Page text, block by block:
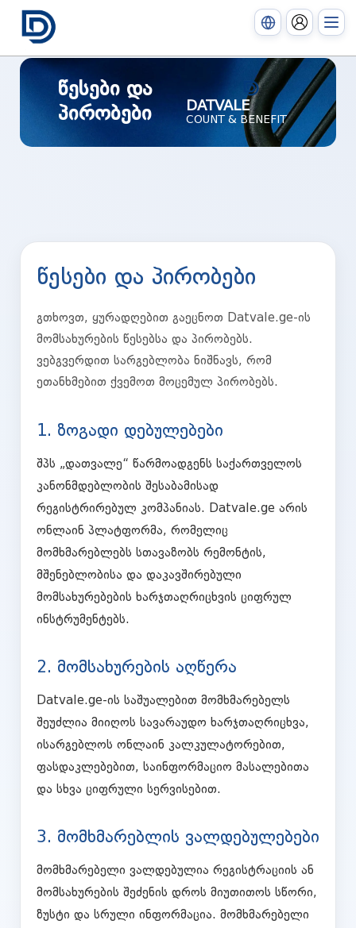
წესები და
პირობები
DATVALE
COUNT & BENEFIT
წესები და პირობები
გთხოვთ, ყურადღებით გაეცნოთ Datvale.ge-ის
მომსახურების წესებსა და პირობებს.
ვებგვერდით სარგებლობა ნიშნავს, რომ
ეთანხმებით ქვემოთ მოცემულ პირობებს.
1. ზოგადი დებულებები
შპს „დათვალე“ წარმოადგენს საქართველოს
კანონმდებლობის შესაბამისად
რეგისტრირებულ კომპანიას. Datvale.ge არის
ონლაინ პლატფორმა, რომელიც
მომხმარებლებს სთავაზობს რემონტის,
მშენებლობისა და დაკავშირებული
მომსახურებების ხარჯთაღრიცხვის ციფრულ
ინსტრუმენტებს.
2. მომსახურების აღწერა
Datvale.ge-ის საშუალებით მომხმარებელს
შეუძლია მიიღოს სავარაუდო ხარჯთაღრიცხვა,
ისარგებლოს ონლაინ კალკულატორებით,
ფასდაკლებებით, საინფორმაციო მასალებითა
და სხვა ციფრული სერვისებით.
3. მომხმარებლის ვალდებულებები
მომხმარებელი ვალდებულია რეგისტრაციის ან
მომსახურების შეძენის დროს მიუთითოს სწორი,
ზუსტი და სრული ინფორმაცია. მომხმარებელი